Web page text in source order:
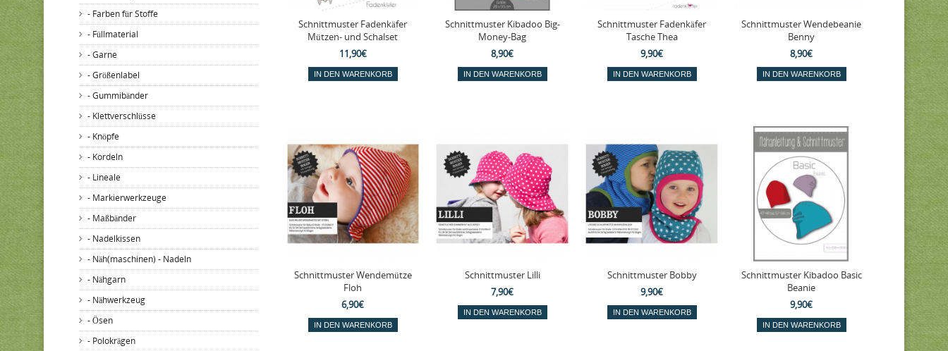
- Farben für Stoffe
- Füllmaterial
- Garne
- Größenlabel
- Gummibänder
- Klettverschlüsse
- Knöpfe
- Kordeln
- Lineale
- Markierwerkzeuge
- Maßbänder
- Nadelkissen
- Näh(maschinen) - Nadeln
- Nähgarn
- Nähwerkzeug
- Ösen
- Polokrägen
Schnittmuster Fadenkäfer
Mützen- und Schalset
11,90€
Schnittmuster Kibadoo Big-
Money-Bag
8,90€
Schnittmuster Fadenkäfer
Tasche Thea
9,90€
Schnittmuster Wendebeanie
Benny
8,90€
Schnittmuster Wendemütze
Floh
6,90€
Schnittmuster Lilli
7,90€
Schnittmuster Bobby
9,90€
Schnittmuster Kibadoo Basic
Beanie
9,90€